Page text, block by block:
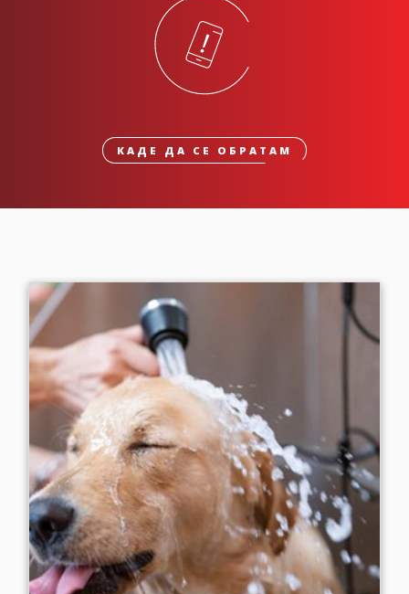
КАДЕ ДА СЕ ОБРАТАМ